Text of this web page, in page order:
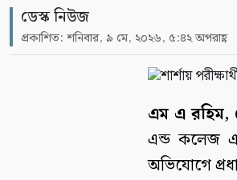
ডেস্ক নিউজ
প্রকাশিত: শনিবার, ৯ মে, ২০২৬, ৫:৪২ অপরাহ্ণ
এম এ
এন্ড কলেজ
অভিযোগে